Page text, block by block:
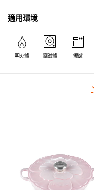
適用環境
明火爐 電磁爐 焗爐